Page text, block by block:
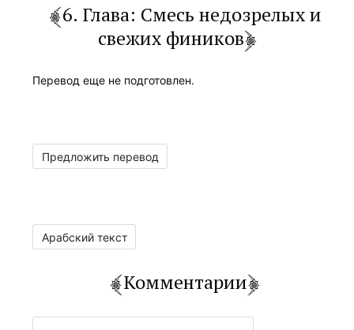
6. Глава: Смесь недозрелых и
свежих фиников
Перевод еще не подготовлен.
Предложить перевод
Арабский текст
Комментарии